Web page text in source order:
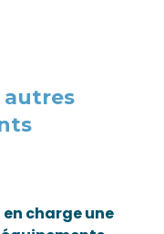
charge une